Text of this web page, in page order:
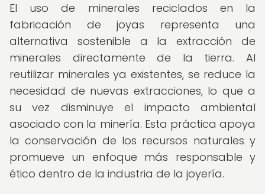
El uso de minerales reciclados en la
fabricación de joyas representa una
alternativa sostenible a la extracción de
minerales directamente de la tierra. Al
reutilizar minerales ya existentes, se reduce la
necesidad de nuevas extracciones, lo que a
su vez disminuye el impacto ambiental
asociado con la minería. Esta práctica apoya
la conservación de los recursos naturales y
promueve un enfoque más responsable y
ético dentro de la industria de la joyería.